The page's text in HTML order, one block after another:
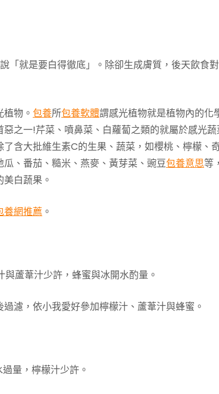
「就是要白得徹底」。除卻生成膚質，後天飲食
物。 包養所包養軟體謂感光植物就是植物內的化
之一!芹菜、噴鼻菜、白蘿蔔之類的就屬於感光
含大批維生素C的生果、蔬菜，如櫻桃、檸檬、
、番茄、糙米、燕麥、黃芽菜、豌豆包養意思等
白蔬果。
養網推薦 。
蘆葦汁少許，蜂蜜與冰開水酌量。
濾，依小我愛好參加檸檬汁、蘆葦汁與蜂蜜。
量，檸檬汁少許。